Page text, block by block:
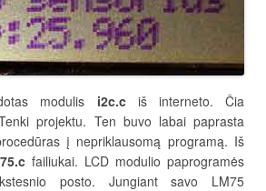
modulis i2c.ciš interneto. Čia
projektu. Ten buvo labai paprasta
į nepriklausomą programą. Iš
failiukai. LCD modulio paprogramės
posto. Jungiant savo LM75